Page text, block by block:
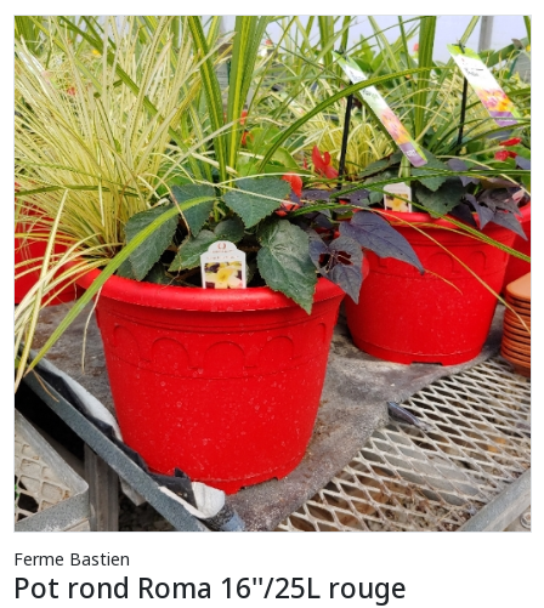
Ferme Bastien
Pot rond Roma 16''/25L rouge